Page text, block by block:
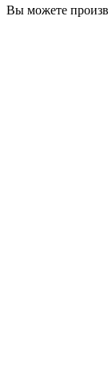
Вы можете